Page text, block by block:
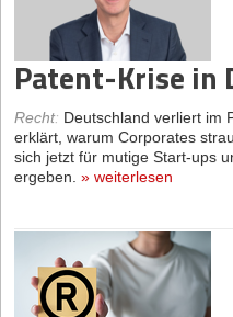
Patent-Krise in
Recht: Deutschland verliert im
erklärt, warum Corporates
sich jetzt für mutige Start-ups
ergeben. » weiterlesen